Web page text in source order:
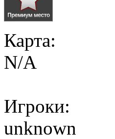
Карта:
N/A
Игроки:
unknown